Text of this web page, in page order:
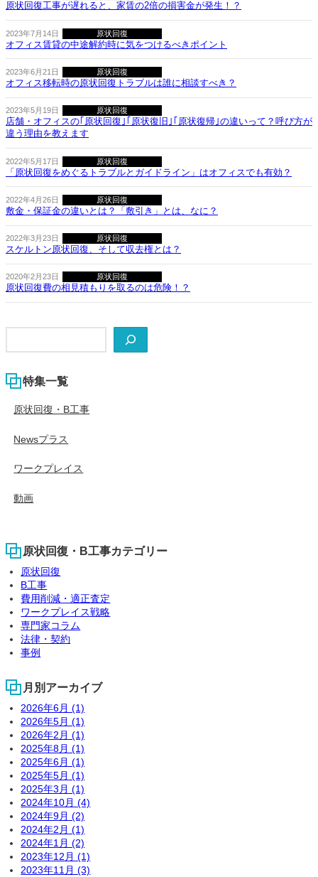
原状回復工事が遅れると、家賃の2倍の損害金が発生！？
2023年7月14日 原状回復
オフィス賃貸の中途解約時に気をつけるべきポイント
2023年6月21日 原状回復
オフィス移転時の原状回復トラブルは誰に相談すべき？
2023年5月19日 原状回復
店舗・オフィスの｢原状回復｣｢原状復旧｣｢原状復帰｣の違いって？呼び方が
違う理由を教えます
2022年5月17日 原状回復
「原状回復をめぐるトラブルとガイドライン」はオフィスでも有効？
2022年4月26日 原状回復
敷金・保証金の違いとは？「敷引き」とは、なに？
2022年3月23日 原状回復
スケルトン原状回復、そして収去権とは？
2020年2月23日 原状回復
原状回復費の相見積もりを取るのは危険！？
特集一覧
原状回復・B工事
Newsプラス
ワークプレイス
動画
原状回復・B工事カテゴリー
原状回復
B工事
費用削減・適正査定
ワークプレイス戦略
専門家コラム
法律・契約
事例
月別アーカイブ
2026年6月 (1)
2026年5月 (1)
2026年2月 (1)
2025年8月 (1)
2025年6月 (1)
2025年5月 (1)
2025年3月 (1)
2024年10月 (4)
2024年9月 (2)
2024年2月 (1)
2024年1月 (2)
2023年12月 (1)
2023年11月 (3)